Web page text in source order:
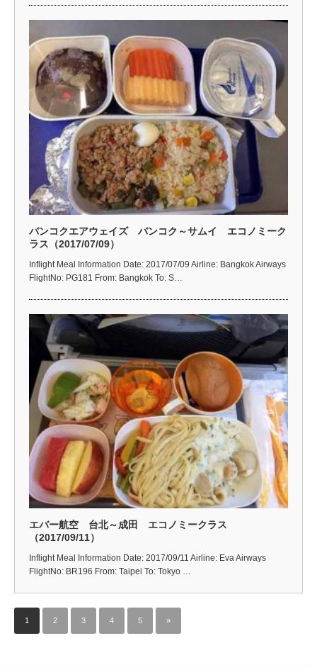
バンコクエアウェイズ バンコク～サムイ エコノミーク
ラス（2017/07/09）
Inflight Meal Information Date: 2017/07/09 Airline: Bangkok Airways
FlightNo: PG181 From: Bangkok To: S…
エバー航空 台北～成田 エコノミークラス
（2017/09/11）
Inflight Meal Information Date: 2017/09/11 Airline: Eva Airways
FlightNo: BR196 From: Taipei To: Tokyo …
1 2 3 4 5 »